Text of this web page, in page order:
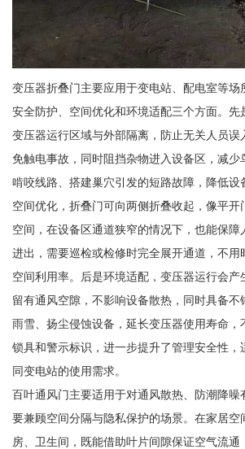
变压器折叠门主要应用于变电站、配电室等场
安全防护、空间优化和环境适配三个方面。先
变压器运行区域与外部隔离，防止无关人员误
免触电事故，同时阻挡杂物进入设备区，减少
啃咬线路、搭建巢穴引发的短路故障，降低设
空间优化，折叠门可向两侧折叠收起，像平开
空间，在设备区通道狭窄的情况下，也能保障
进出，需要巡检或检修时完全展开通道，不用
空间利用率。后是环境适配，变压器运行会产
留有通风空隙，不影响设备散热，同时具备不
雨雪、扬尘侵蚀设备，延长变压器使用寿命，
锁具和警示标识，进一步提升了管理安全性，
同变电站的使用需求。
百叶通风门主要适用于对通风散热、防潮降噪
要兼顾空间分隔与隐私保护的场景。在家居空
房、卫生间，既能借助叶片间隙保证空气流通